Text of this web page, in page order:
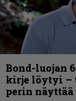
Bond-luojan
kirje löytyi –
perin näyttää